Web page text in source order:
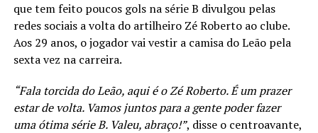
que tem feito poucos gols na série B divulgou pelas
redes sociais a volta do artilheiro Zé Roberto ao clube.
Aos 29 anos, o jogador vai vestir a camisa do Leão pela
sexta vez na carreira.
“Fala torcida do Leão, aqui é o Zé Roberto. É um prazer
estar de volta. Vamos juntos para a gente poder fazer
uma ótima série B. Valeu, abraço!”, disse o centroavante,